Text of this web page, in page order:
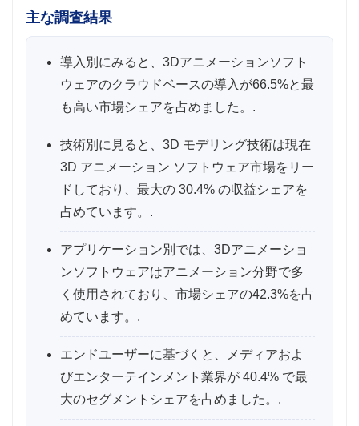
主な調査結果
導入別にみると、3Dアニメーションソフト
ウェアのクラウドベースの導入が66.5%と最
も高い市場シェアを占めました。.
技術別に見ると、3D モデリング技術は現在
3D アニメーション ソフトウェア市場をリー
ドしており、最大の 30.4% の収益シェアを
占めています。.
アプリケーション別では、3Dアニメーショ
ンソフトウェアはアニメーション分野で多
く使用されており、市場シェアの42.3%を占
めています。.
エンドユーザーに基づくと、メディアおよ
びエンターテインメント業界が 40.4% で最
大のセグメントシェアを占めました。.